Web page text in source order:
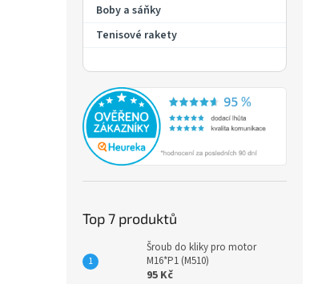
Boby a sáňky
Tenisové rakety
Top 7 produktů
Šroub do kliky pro motor
M16*P1 (M510)
95 Kč